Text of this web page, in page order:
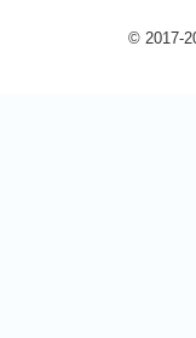
© 2017-